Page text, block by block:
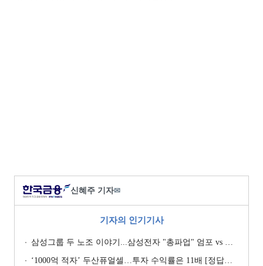
신혜주 기자✉
기자의 인기기사
삼성그룹 두 노조 이야기...삼성전자 "총파업" 엄포 vs 삼성重 '노사 원팀' 자처
‘1000억 적자’ 두산퓨얼셀…투자 수익률은 11배 [정답은 TSR]